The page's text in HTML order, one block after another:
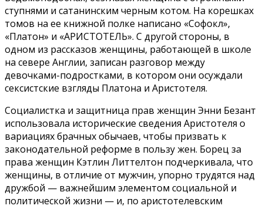
ступнями и сатанинским черным котом. На корешках
томов на ее книжной полке написано «Софокл»,
«Платон» и «АРИСТОТЕЛЬ». С другой стороны, в
одном из рассказов женщины, работающей в школе
на севере Англии, записан разговор между
девочками-подростками, в котором они осуждали
сексистские взгляды Платона и Аристотеля.
Социалистка и защитница прав женщин Энни Безант
использовала исторические сведения Аристотеля о
вариациях брачных обычаев, чтобы призвать к
законодательной реформе в пользу жен. Борец за
права женщин Кэтлин Литтелтон подчеркивала, что
женщины, в отличие от мужчин, упорно трудятся над
дружбой — важнейшим элементом социальной и
политической жизни — и, по аристотелевским